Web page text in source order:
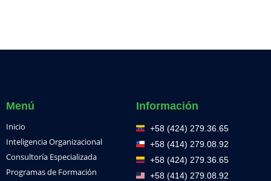
Menú
Inicio
Inteligencia Organizacional
Consultoría Especializada
Programas de Formación
Información
+58 (424) 279.36.65
+58 (414) 279.08.92
+58 (424) 279.36.65
+58 (414) 279.08.92